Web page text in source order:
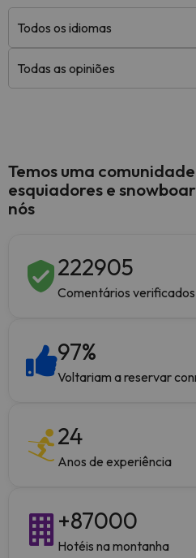
Temos uma
esquiadores e
nós
222905
Comentários verificados
97%
Voltariam a reservar
24
Anos de experiência
+87000
Hotéis na montanha